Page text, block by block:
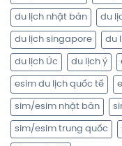
du lịch nhật bản du
du lịch singapore du
du lịch Úc du lịch ý
esim du lịch quốc tế
sim/esim nhật bản
sim/esim trung quốc